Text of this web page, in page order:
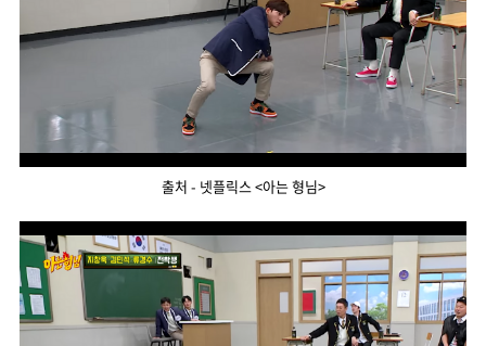
출처 - 넷플릭스 <아는 형님>